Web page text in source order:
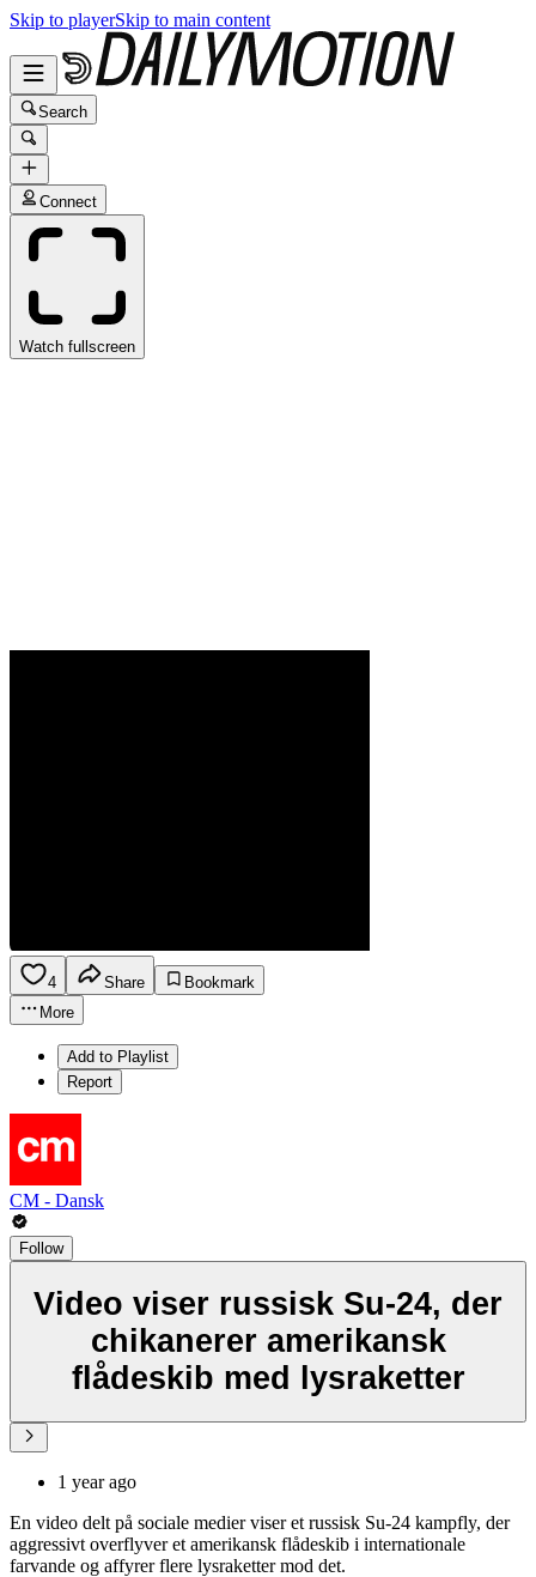
Skip to playerSkip to main content
Search
Connect
Watch fullscreen
4 Share
Bookmark
More
Add to Playlist
Report
CM - Dansk
Follow
Video viser russisk Su-24, der
chikanerer amerikansk
flådeskib med lysraketter
1 year ago
En video delt på sociale medier viser et russisk Su-24 kampfly, der
aggressivt overflyver et amerikansk flådeskib i internationale
farvande og affyrer flere lysraketter mod det.